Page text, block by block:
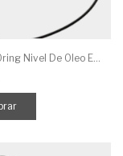
Anel LS Oring Nivel De Oleo EGQ125